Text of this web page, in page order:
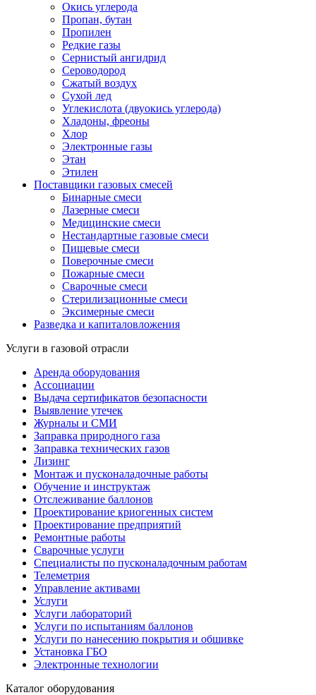
Окись углерода
Пропан, бутан
Пропилен
Редкие газы
Сернистый ангидрид
Сероводород
Сжатый воздух
Сухой лед
Углекислота (двуокись углерода)
Хладоны, фреоны
Хлор
Электронные газы
Этан
Этилен
Поставщики газовых смесей
Бинарные смеси
Лазерные смеси
Медицинские смеси
Нестандартные газовые смеси
Пищевые смеси
Поверочные смеси
Пожарные смеси
Сварочные смеси
Стерилизационные смеси
Эксимерные смеси
Разведка и капиталовложения
Услуги в газовой отрасли
Аренда оборудования
Ассоциации
Выдача сертификатов безопасности
Выявление утечек
Журналы и СМИ
Заправка природного газа
Заправка технических газов
Лизинг
Монтаж и пусконаладочные работы
Обучение и инструктаж
Отслеживание баллонов
Проектирование криогенных систем
Проектирование предприятий
Ремонтные работы
Сварочные услуги
Специалисты по пусконаладочным работам
Телеметрия
Управление активами
Услуги
Услуги лабораторий
Услуги по испытаниям баллонов
Услуги по нанесению покрытия и обшивке
Установка ГБО
Электронные технологии
Каталог оборудования